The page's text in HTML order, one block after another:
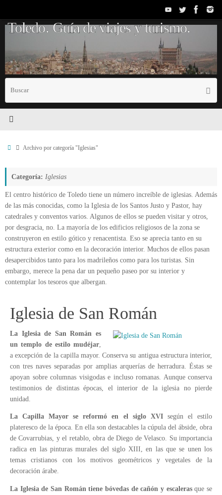
contenido
Toledo. Guía de viajes y turismo.
InicioArchivo por categoría "Iglesias"
Categoría: Iglesias
El centro histórico de Toledo tiene un número increíble de iglesias. Además
de las más conocidas, como la Iglesia de los Santos Justo y Pastor, hay
catedrales y conventos varios. Algunos de ellos se pueden visitar y otros,
por desgracia, no. La mayoría de los edificios religiosos de la zona se
construyeron en estilo gótico y renacentista. Eso se aprecia tanto en su
estructura exterior como en la decoración interior. Muchos de ellos pasan
desapercibidos tanto para los madrileños como para los turistas. Sin
embargo, merece la pena dar un pequeño paseo por su interior y
contemplar los tesoros que albergan.
Iglesia de San Román
La Iglesia de San Román es
un templo de estilo mudéjar
a excepción de la capilla mayor. Conserva su antigua estructura interior,
con tres naves separadas por amplias arquerías de herradura. Éstas se
apoyan sobre columnas visigodas e incluso romanas. Aunque conserva
testimonios de distintas épocas, el interior de la iglesia no pierde
unidad.
La Capilla Mayor se reformó en el siglo XVIsegún el estilo
plateresco de la época. En ella son destacables la cúpula del ábside, obra
de Covarrubias, y el retablo, obra de Diego de Velasco. Su importancia
radica en las pinturas murales del siglo XIII, en las que se unen los
temas cristianos con los motivos geométricos y vegetales de la
decoración árabe.
La Iglesia de San Román tiene bóvedas de cañón y escalerasque se